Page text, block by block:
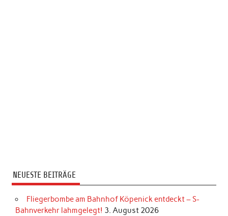
NEUESTE BEITRÄGE
Fliegerbombe am Bahnhof Köpenick entdeckt – S-
Bahnverkehr lahmgelegt! 3. August 2026